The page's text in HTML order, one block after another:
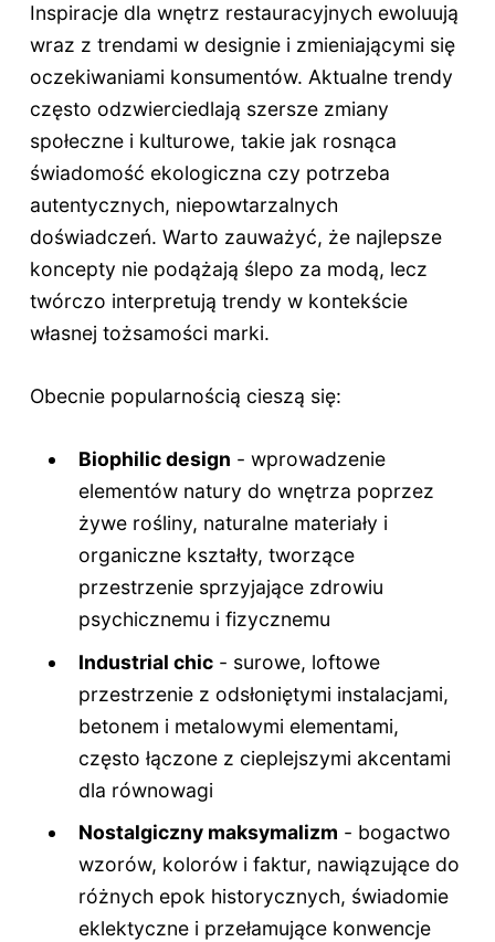
Inspiracje dla wnętrz restauracyjnych ewoluują
wraz z trendami w designie i zmieniającymi się
oczekiwaniami konsumentów. Aktualne trendy
często odzwierciedlają szersze zmiany
społeczne i kulturowe, takie jak rosnąca
świadomość ekologiczna czy potrzeba
autentycznych, niepowtarzalnych
doświadczeń. Warto zauważyć, że najlepsze
koncepty nie podążają ślepo za modą, lecz
twórczo interpretują trendy w kontekście
własnej tożsamości marki.
Obecnie popularnością cieszą się:
Biophilic design - wprowadzenie
elementów natury do wnętrza poprzez
żywe rośliny, naturalne materiały i
organiczne kształty, tworzące
przestrzenie sprzyjające zdrowiu
psychicznemu i fizycznemu
Industrial chic - surowe, loftowe
przestrzenie z odsłoniętymi instalacjami,
betonem i metalowymi elementami,
często łączone z cieplejszymi akcentami
dla równowagi
Nostalgiczny maksymalizm - bogactwo
wzorów, kolorów i faktur, nawiązujące do
różnych epok historycznych, świadomie
eklektyczne i przełamujące konwencje